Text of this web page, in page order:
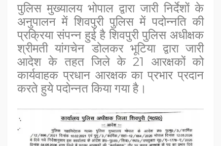
पुलिस मुख्यालय भोपाल द्वारा जारी निर्देशों के
अनुपालन में शिवपुरी पुलिस में पदोन्नति की
प्रक्रिया संपन्न हुई है शिवपुरी पुलिस अधीक्षक
श्रीमती यांगचेन डोलकर भूटिया द्वारा जारी
आदेश के तहत जिले के 21 आरक्षकों को
कार्यवाहक प्रधान आरक्षक का प्रभार प्रदान
करते हुये पदोन्नत किया गया है।